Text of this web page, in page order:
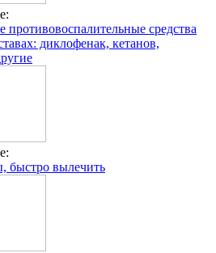
противовоспалительные средства
диклофенак, кетанов,
быстро вылечить